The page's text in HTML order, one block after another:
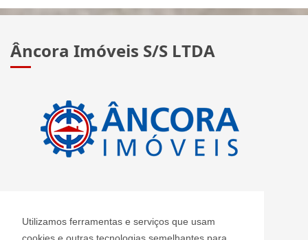
Utilizamos ferramentas e serviços que usam
Âncora Imóveis S/S LTDA